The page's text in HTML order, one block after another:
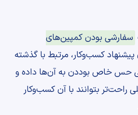
سفارشی بودن کمپین‌های
پیشنهاد کسب‌وکار، مرتبط با گذشته
حس خاص بوددن به آن‌ها داده و
بتوانند با آن کسب‌وکار